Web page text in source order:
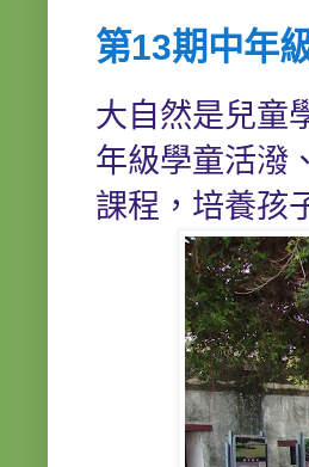
第13期中年
大自然是兒童
年級學童活潑
課程，培養孩